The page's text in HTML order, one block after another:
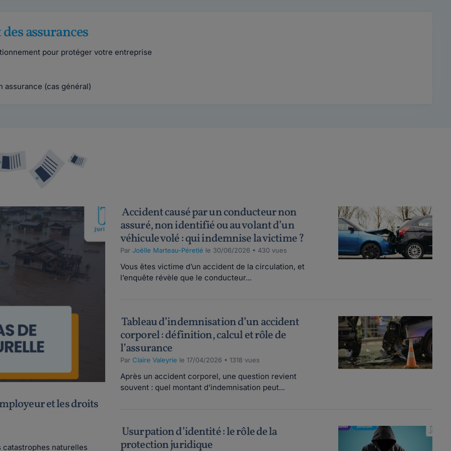
assurances
pour protéger votre entreprise
(cas général)
et les droits
naturelles
Accident causé par un conducteur non
assuré, non identifié ou au volant d’un
véhicule volé : qui indemnise la victime ?
Par Joëlle Marteau-Péretié le 30/06/2026 • 430 vues
Vous êtes victime d’un accident de la circulation, et
l’enquête révèle que le conducteur...
Tableau d’indemnisation d’un accident
corporel : définition, calcul et rôle de
l’assurance
Par Claire Valeyrie le 17/04/2026 • 1318 vues
Après un accident corporel, une question revient
souvent : quel montant d’indemnisation peut...
Usurpation d’identité : le rôle de la
protection juridique